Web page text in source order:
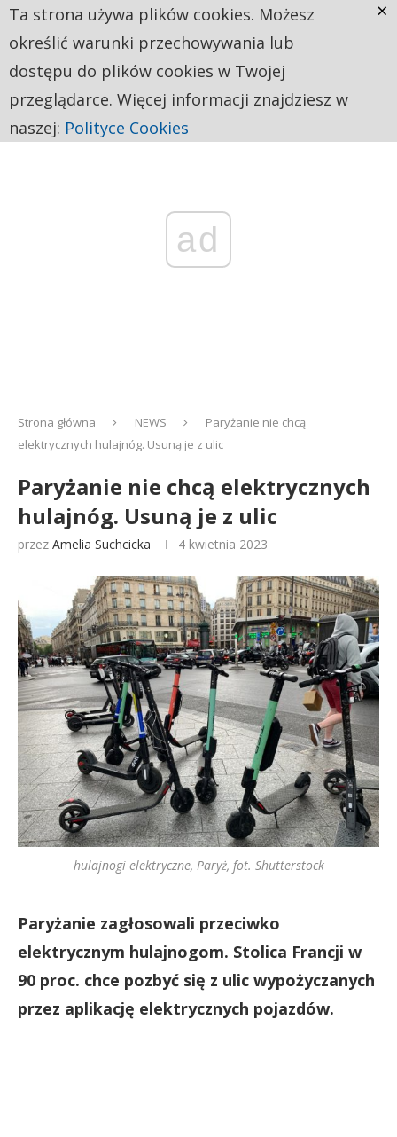
ad
Strona główna NEWS
Paryżanie nie chcą
elektrycznych hulajnóg. Usuną je z ulic
Paryżanie nie chcą elektrycznych
hulajnóg. Usuną je z ulic
przez Amelia Suchcicka 4 kwietnia 2023
hulajnogi elektryczne, Paryż, fot. Shutterstock
Paryżanie zagłosowali przeciwko
elektrycznym hulajnogom. Stolica Francji w
90 proc. chce pozbyć się z ulic wypożyczanych
przez aplikację elektrycznych pojazdów.
Ta strona używa plików cookies. Możesz
określić warunki przechowywania lub
dostępu do plików cookies w Twojej
przeglądarce. Więcej informacji znajdziesz w
naszej: Polityce Cookies
×